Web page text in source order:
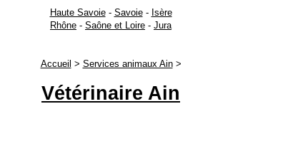
Haute Savoie- Savoie- Isère
Rhône - Saône et Loire - Jura
Accueil > Services animaux Ain>
Vétérinaire Ain